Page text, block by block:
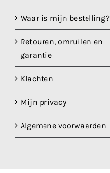
Waar is mijn bestelling?
Retouren, omruilen en
garantie
Klachten
Mijn privacy
Algemene voorwaarden